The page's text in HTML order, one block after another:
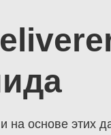
и на основе этих